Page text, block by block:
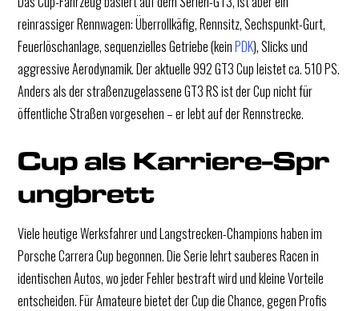
reinrassiger Rennwagen: Überrollkäfig, Rennsitz, Sechspunkt-Gurt,
Feuerlöschanlage, sequenzielles Getriebe (keinPDK), Slicks und
aggressive Aerodynamik. Der aktuelle 992 GT3 Cup leistet ca. 510 PS.
Anders als der straßenzugelassene GT3 RS ist der Cup nicht für
öffentliche Straßen vorgesehen – er lebt auf der Rennstrecke.
Cup als Karriere-Spr
ungbrett
Viele heutige Werksfahrer und Langstrecken-Champions haben im
Porsche Carrera Cup begonnen. Die Serie lehrt sauberes Racen in
identischen Autos, wo jeder Fehler bestraft wird und kleine Vorteile
entscheiden. Für Amateure bietet der Cup die Chance, gegen Profis